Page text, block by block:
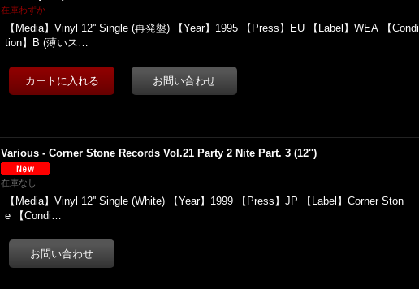
在庫わずか
【Media】Vinyl 12'' Single (再発盤) 【Year】1995 【Press】EU 【Label】WEA 【Condi
tion】B (薄いス…
Various - Corner Stone Records Vol.21 Party 2 Nite Part. 3 (12'')
在庫なし
【Media】Vinyl 12'' Single (White) 【Year】1999 【Press】JP 【Label】Corner Ston
e 【Condi…